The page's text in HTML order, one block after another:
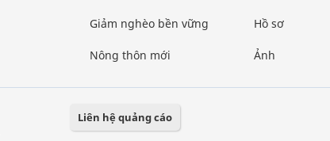
Giảm nghèo bền vững
Nông thôn mới
Hồ sơ
Ảnh
Liên hệ quảng cáo